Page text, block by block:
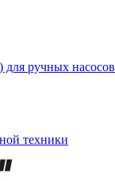
для ручных насосов
техники